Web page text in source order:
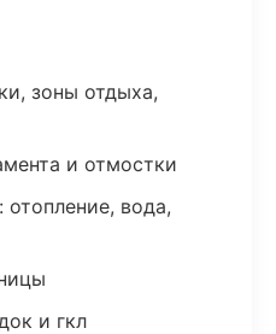
зоны отдыха,
и отмостки
вода,
и гкл